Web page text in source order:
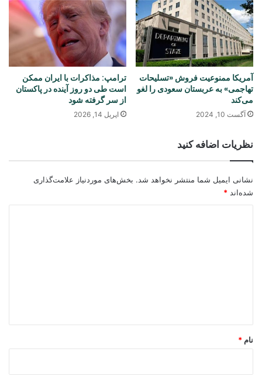
آمریکا ممنوعیت فروش «تسلیحات
تهاجمی» به عربستان سعودی را لغو
می‌کند
آگست 10, 2024
ترامپ: مذاکرات با ایران ممکن
است طی دو روز آینده در پاکستان
از سر گرفته شود
اپریل 14, 2026
نظریات اضافه کنید
نشانی ایمیل شما منتشر نخواهد شد. بخش‌های موردنیاز علامت‌گذاری
شده‌اند *
نام *